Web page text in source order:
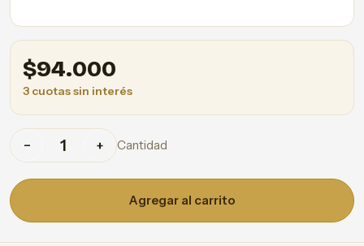
$94.000
3 cuotas sin interés
− + Cantidad
Agregar al carrito